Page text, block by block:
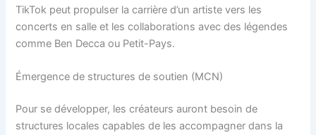
TikTok peut propulser la carrière d’un artiste vers les
concerts en salle et les collaborations avec des légendes
comme Ben Decca ou Petit-Pays.
Émergence de structures de soutien (MCN)
Pour se développer, les créateurs auront besoin de
structures locales capables de les accompagner dans la